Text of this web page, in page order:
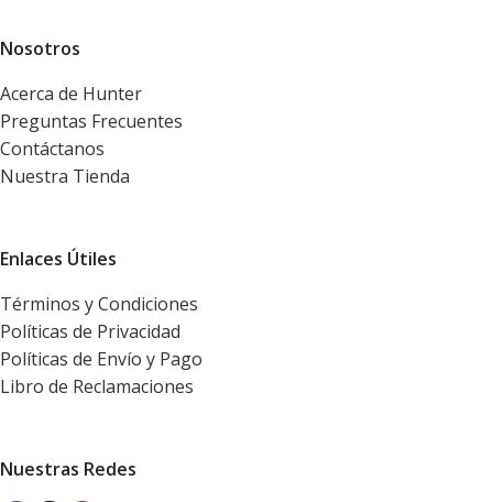
Nosotros
Acerca de Hunter
Preguntas Frecuentes
Contáctanos
Nuestra Tienda
Enlaces Útiles
Términos y Condiciones
Políticas de Privacidad
Políticas de Envío y Pago
Libro de Reclamaciones
Nuestras Redes